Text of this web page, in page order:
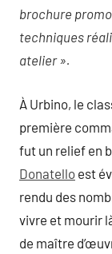
brochure
techniques
atelier ».
À Urbino, le
première
fut un relief en
Donatello est
rendu des
vivre et mourir
de maître